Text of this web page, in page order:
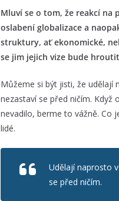
Mluví se o tom, že reakcí na
oslabení globalizace a
struktury, ať ekonomické,
se jim jejich vize bude
Můžeme si být jisti, že udělají
nezastaví se před ničím. Když
nevadilo, berme to vážně. Co
lidé.
Udělají naprosto
se před ničím.